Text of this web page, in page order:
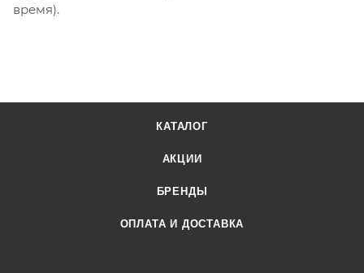
время).
КАТАЛОГ
АКЦИИ
БРЕНДЫ
ОПЛАТА И ДОСТАВКА